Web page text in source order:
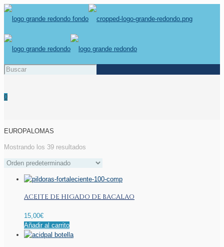
0
EUROPALOMAS
Mostrando los 39 resultados
ACEITE DE HIGADO DE BACALAO
15,00€
Añadir al carrito